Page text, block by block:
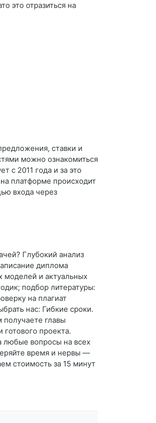
это отразиться на
ставки и
можно ознакомиться
с 2011 года и за это
платформе происходит
входа через
Глубокий анализ
диплома
моделей и актуальных
подбор литературы:
на плагиат
нас: Гибкие сроки.
главы
проекта.
любые вопросы на всех
время и нервы —
стоимость за 15 минут